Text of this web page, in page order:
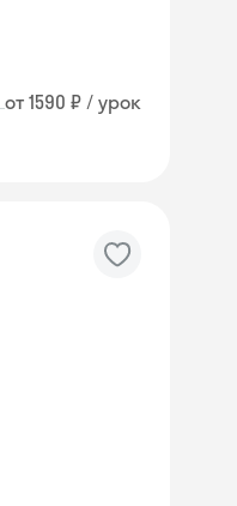
от 1590 ₽ / урок